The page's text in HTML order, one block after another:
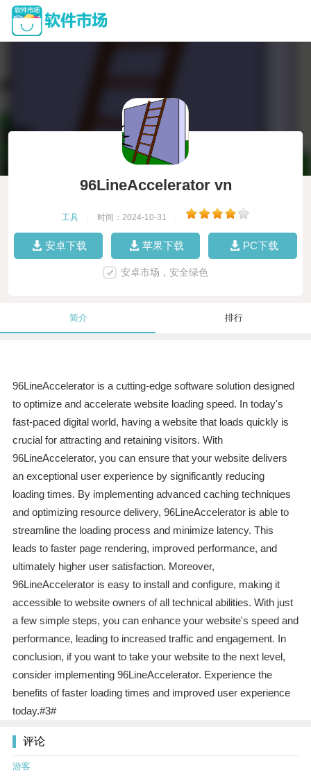
96LineAccelerator vn
工具 时间：2024-10-31
安卓下载 苹果下载 PC下载
安卓市场，安全绿色
简介 排行
96LineAccelerator is a cutting-edge software solution designed
to optimize and accelerate website loading speed. In today's
fast-paced digital world, having a website that loads quickly is
crucial for attracting and retaining visitors. With
96LineAccelerator, you can ensure that your website delivers
an exceptional user experience by significantly reducing
loading times. By implementing advanced caching techniques
and optimizing resource delivery, 96LineAccelerator is able to
streamline the loading process and minimize latency. This
leads to faster page rendering, improved performance, and
ultimately higher user satisfaction. Moreover,
96LineAccelerator is easy to install and configure, making it
accessible to website owners of all technical abilities. With just
a few simple steps, you can enhance your website's speed and
performance, leading to increased traffic and engagement. In
conclusion, if you want to take your website to the next level,
consider implementing 96LineAccelerator. Experience the
benefits of faster loading times and improved user experience
today.#3#
评论
游客